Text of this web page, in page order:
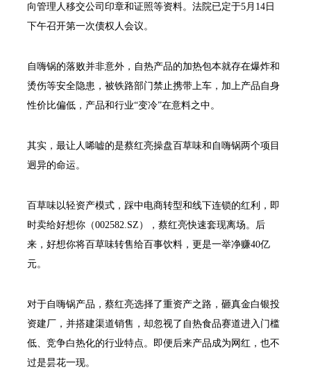
向管理人移交公司印章和证照等资料。法院已定于5月14日
下午召开第一次债权人会议。
自嗨锅的落败并非意外，自热产品的加热包本就存在爆炸和
烫伤等安全隐患，被铁路部门禁止携带上车，加上产品自身
性价比偏低，产品和行业“变冷”在意料之中。
其实，最让人唏嘘的是蔡红亮操盘百草味和自嗨锅两个项目
迥异的命运。
百草味以轻资产模式，踩中电商转型和线下连锁的红利，即
时卖给好想你（002582.SZ），蔡红亮快速套现离场。后
来，好想你将百草味转售给百事饮料，更是一举净赚40亿
元。
对于自嗨锅产品，蔡红亮选择了重资产之路，砸真金白银投
资建厂，并搭建渠道销售，却忽视了自热食品赛道进入门槛
低、竞争白热化的行业特点。即便后来产品成为网红，也不
过是昙花一现。